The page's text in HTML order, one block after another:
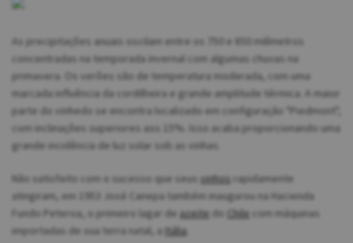
As precipitações anuais oscilam entre os 750 e 850 milímetros
concentradas na temporada invernal com algumas chuvas na
primavera. Os verões são de temperatura moderada, com uma
marcada influência da cordilheira e grande amplitude térmica. A maior
parte do vinhedo se encontra localizado em configuração "Piedmont",
com inclinações superiores aos 15%. Isso acaba proporcionando uma
grande incidência de luz solar sob as vinhas.
Não satisfeito com o sucesso que seus vinhos rapidamente
atingiram, em 1953 José Canepa também inaugurou na Hacienda
Fundo Peteroa, o primeiro lagar de azeite do Chile com máquinas
importadas de sua terra natal, a Itália